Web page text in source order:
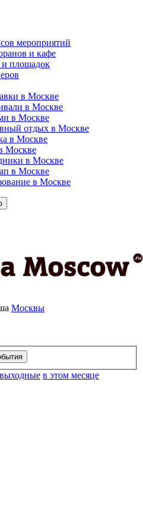
мероприятий
и кафе
и площадок
в Москве
в Москве
в Москве
отдых в Москве
в Москве
Москве
в Москве
в Москве
в Москве
Москвы
в этом месяце